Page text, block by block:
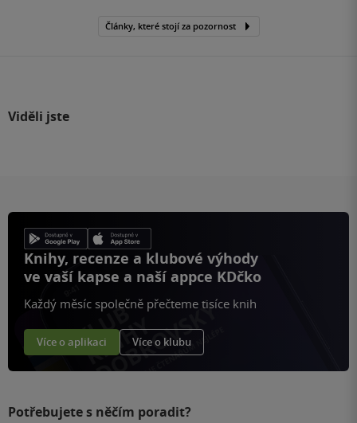
Články, které stojí za pozornost
Viděli jste
Knihy, recenze a klubové výhody
ve vaší kapse a naší appce KDčko
Každý měsíc společně přečteme tisíce knih
Více o aplikaci Více o klubu
Potřebujete s něčím poradit?